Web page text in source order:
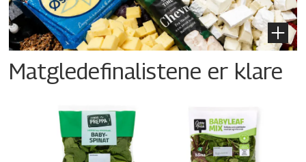
Matgledefinalistene er klare